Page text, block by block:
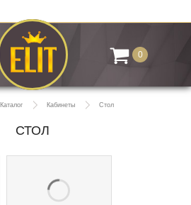
0
Каталог Кабинеты Стол
СТОЛ